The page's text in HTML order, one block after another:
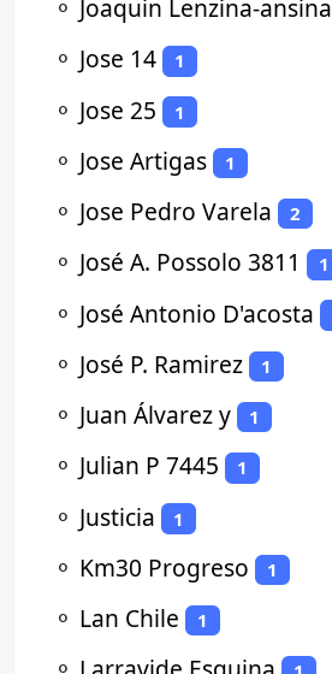
⚬ Joaquin Lenzina-ansina
⚬ Jose 14 1
⚬ Jose 25 1
⚬ Jose Artigas 1
⚬ Jose Pedro Varela 2
⚬ José A. Possolo 3811 1
⚬ José Antonio D'acosta
⚬ José P. Ramirez 1
⚬ Juan Álvarez y 1
⚬ Julian P 7445 1
⚬ Justicia 1
⚬ Km30 Progreso 1
⚬ Lan Chile 1